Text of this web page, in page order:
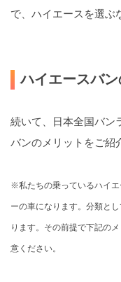
で、ハイエースを選ぶ
ハイエースバン
続いて、日本全国バン
バンのメリットをご紹
※私たちの乗っているハイ
ーの車になります。分類と
ります。その前提で下記の
意ください。